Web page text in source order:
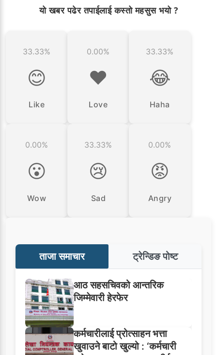
यो खबर पढेर तपाईलाई कस्तो महसुस भयो ?
33.33%
😊
Like
0.00%
❤️
Love
33.33%
😂
Haha
0.00%
😮
Wow
33.33%
😢
Sad
0.00%
😡
Angry
ताजा समाचार ट्रेन्डिङ पोष्ट
आठ सहसचिवको आन्तरिक
जिम्मेवारी हेरफेर
कर्मचारीलाई प्रोत्साहन भत्ता
खुवाउने बाटो खुल्यो : ‘कर्मचारी